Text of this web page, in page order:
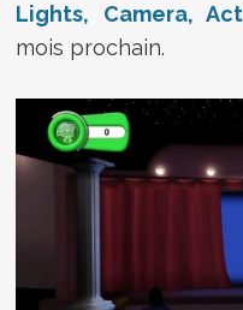
Lights, Camera,
mois prochain.